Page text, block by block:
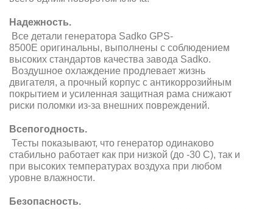
Надежность.
Все детали генератора Sadko GPS-
8500E оригинальны, выполнены с соблюдением
высоких стандартов качества завода Sadko.
Воздушное охлаждение продлевает жизнь
двигателя, а прочный корпус с антикоррозийным
покрытием и усиленная защитная рама снижают
риски поломки из-за внешних повреждений.
Всепогодность.
Тесты показывают, что генератор одинаково
стабильно работает как при низкой (до -30 С), так и
при высоких температурах воздуха при любом
уровне влажности.
Безопасность.